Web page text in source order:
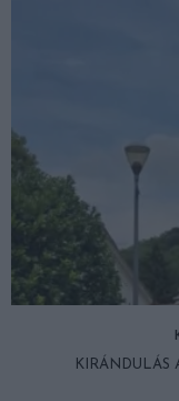
KIRÁNDULÁS